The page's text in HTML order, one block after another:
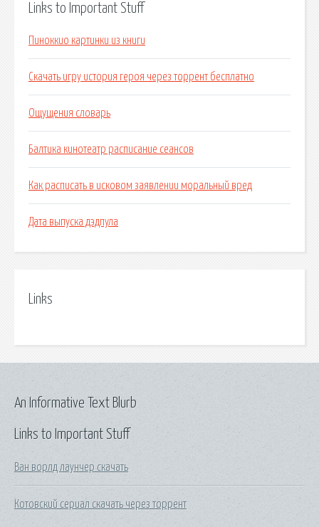
Links to Important Stuff
Пиноккио картинки из книги
Скачать игру история героя через торрент бесплатно
Ощущения словарь
Балтика кинотеатр расписание сеансов
Как расписать в исковом заявлении моральный вред
Дата выпуска дэдпула
Links
Links to Important Stuff
Ван ворлд лаунчер скачать
Котовский сериал скачать через торрент
An Informative Text Blurb